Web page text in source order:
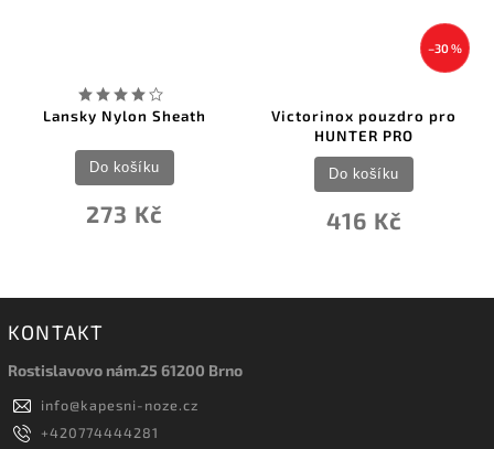
Lansky Nylon Sheath
273 Kč
Do košíku
–30 %
Victorinox pouzdro pro
HUNTER PRO
416 Kč
Do košíku
KONTAKT
Rostislavovo nám.25 61200 Brno
info@kapesni-noze.cz
+420774444281